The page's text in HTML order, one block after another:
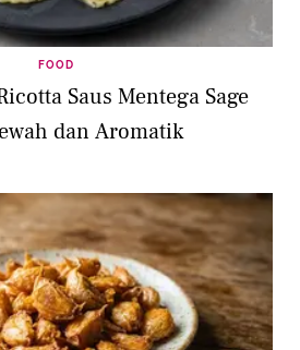
FOOD
Saus Mentega Sage
dan Aromatik